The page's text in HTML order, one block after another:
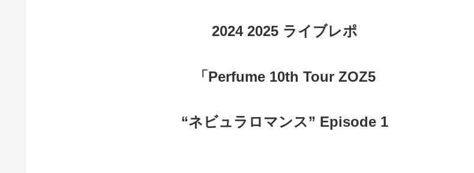
2024 2025 ライブレポ
「Perfume 10th Tour ZOZ5
“ネビュラロマンス” Episode 1